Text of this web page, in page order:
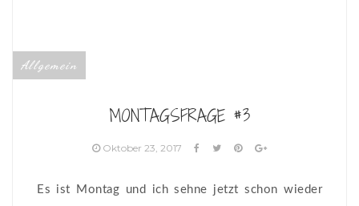
Allgemein
MONTAGSFRAGE #3
Oktober 23, 2017
Es ist Montag und ich sehne jetzt schon wieder